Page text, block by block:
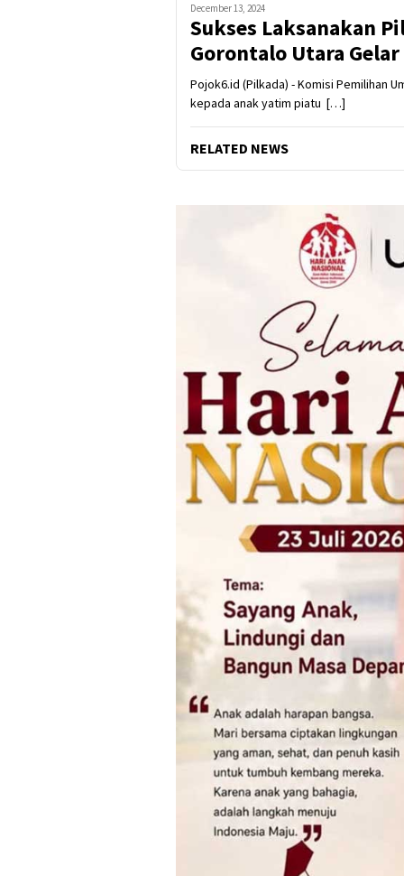
December 13, 2024
Sukses Laksanakan
Gorontalo Utara
Pojok6.id (Pilkada) - Komisi Pemilihan
kepada anak yatim piatu […]
RELATED NEWS